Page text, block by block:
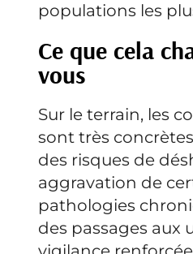
populations les
Ce que cela
vous
Sur le terrain, les
sont très
des risques de
aggravation de
pathologies
des passages aux